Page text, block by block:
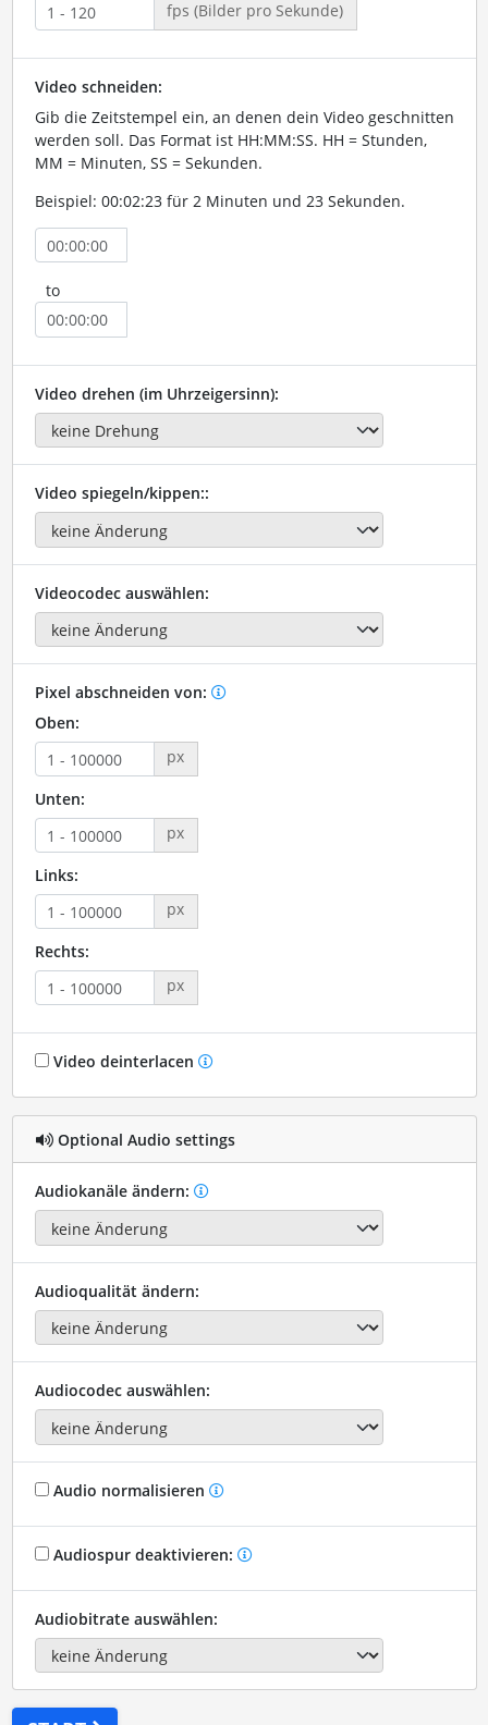
fps (Bilder pro Sekunde)
Video schneiden:
Gib die Zeitstempel ein, an denen dein Video geschnitten
werden soll. Das Format ist HH:MM:SS. HH = Stunden,
MM = Minuten, SS = Sekunden.
Beispiel: 00:02:23 für 2 Minuten und 23 Sekunden.
to
Video drehen (im Uhrzeigersinn):
Video spiegeln/kippen::
Videocodec auswählen:
Pixel abschneiden von:
Oben:
px
Unten:
px
Links:
px
Rechts:
px
Video deinterlacen
Optional Audio settings
Audiokanäle ändern:
Audioqualität ändern:
Audiocodec auswählen:
Audio normalisieren
Audiospur deaktivieren:
Audiobitrate auswählen: